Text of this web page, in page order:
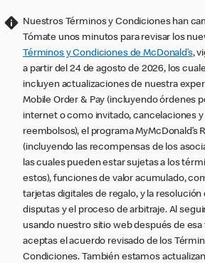
Nuestros Términos y Condiciones han
Tómate unos minutos para revisar los
Términos y Condiciones de McDonald’s,
a partir del 24 de agosto de 2026, los
incluyen actualizaciones de nuestra
Mobile Order & Pay (incluyendo órdenes
internet o como invitado, cancelaciones y
reembolsos), el programa MyMcDonald’s
(incluyendo las recompensas de los
las cuales pueden estar sujetas a los
estos), funciones de valor acumulado,
tarjetas digitales de regalo, y la resolución
disputas y el proceso de arbitraje. Al
usando nuestro sitio web después de esa
aceptas el acuerdo revisado de los
Condiciones. También estamos